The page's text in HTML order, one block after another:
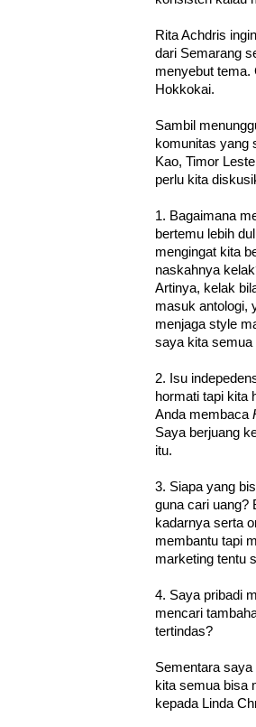
Rita Achdris
dari Semarang
menyebut tema.
Hokkokai.
Sambil
komunitas yang
Kao, Timor
perlu kita
1. Bagaimana
bertemu lebih
mengingat kita
naskahnya
Artinya, kelak
masuk antologi,
menjaga style
saya kita semua
2. Isu
hormati tapi kita
Anda membaca
Saya berjuang
itu.
3. Siapa yang
guna cari uang?
kadarnya serta
membantu tapi
marketing tentu
4. Saya pribadi
mencari
tertindas?
Sementara
kita semua bisa
kepada Linda